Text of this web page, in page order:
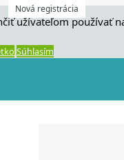
užívateľom používať
Súhlasím
Nová registrácia